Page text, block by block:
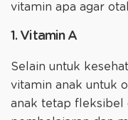
vitamin apa agar
1. Vitamin A
Selain untuk
vitamin anak untuk
anak tetap fleksibel